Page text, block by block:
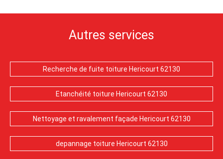
Autres services
Recherche de fuite toiture Hericourt 62130
Etanchéité toiture Hericourt 62130
Nettoyage et ravalement façade Hericourt 62130
depannage toiture Hericourt 62130